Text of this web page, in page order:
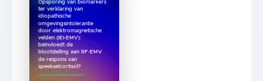
Opsporing van biomarkers
ter verklaring van
idiopathische
omgevingsintolerantie
door elektromagnetische
velden (IEI-EMV):
beïnvloedt de
blootstelling aan RF-EMV
de respons van
speekselcortisol?